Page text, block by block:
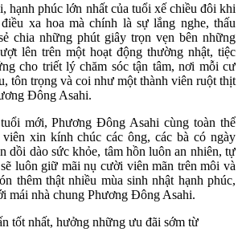
hạnh phúc lớn nhất của tuổi xế chiều đôi khi
xa hoa mà chính là sự lắng nghe, thấu
chia những phút giây trọn vẹn bên những
lên trên một hoạt động thường nhật, tiệc
cho triết lý chăm sóc tận tâm, nơi mỗi cư
tôn trọng và coi như một thành viên ruột thịt
Đông Asahi.
mới, Phương Đông Asahi cùng toàn thể
xin kính chúc các ông, các bà có ngày
dồi dào sức khỏe, tâm hồn luôn an nhiên, tự
luôn giữ mãi nụ cười viên mãn trên môi và
thêm thật nhiều mùa sinh nhật hạnh phúc,
mái nhà chung Phương Đông Asahi.
tốt nhất, hưởng những ưu đãi sớm từ